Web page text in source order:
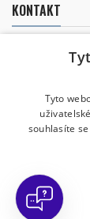
KONTAKT
Uděluji
Tyto
souhlasíte